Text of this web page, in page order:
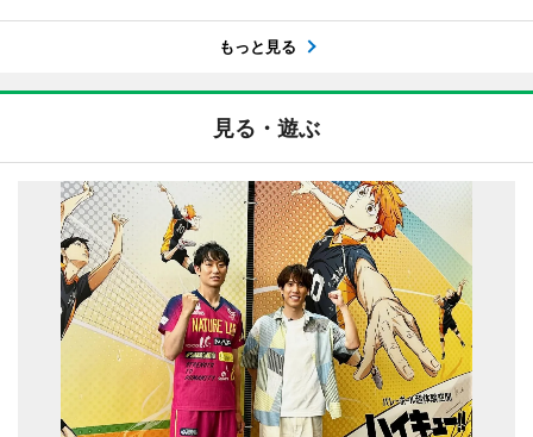
もっと見る
見る・遊ぶ